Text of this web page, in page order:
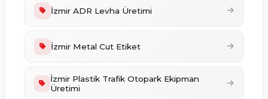
İzmir ADR Levha Üretimi
İzmir Metal Cut Etiket
İzmir Plastik Trafik Otopark Ekipman
Üretimi